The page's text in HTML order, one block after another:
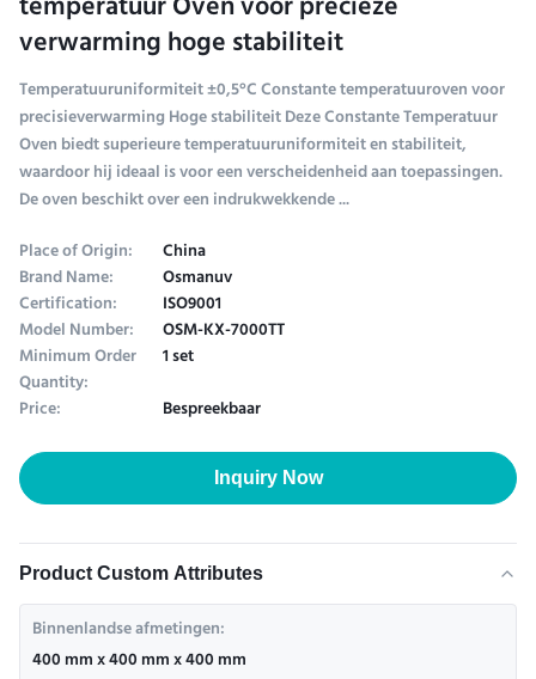
verwarming hoge stabiliteit
Temperatuuruniformiteit ±0,5°C Constante temperatuuroven voor
precisieverwarming Hoge stabiliteit Deze Constante Temperatuur
Oven biedt superieure temperatuuruniformiteit en stabiliteit,
waardoor hij ideaal is voor een verscheidenheid aan toepassingen.
De oven beschikt over een indrukwekkende ...
Place of Origin:
China
Brand Name: Osmanuv
Certification: ISO9001
Model Number: OSM-KX-7000TT
Minimum Order
Quantity:
1 set
Price:
Bespreekbaar
Inquiry Now
Product Custom Attributes
Binnenlandse afmetingen:
400 mm x 400 mm x 400 mm